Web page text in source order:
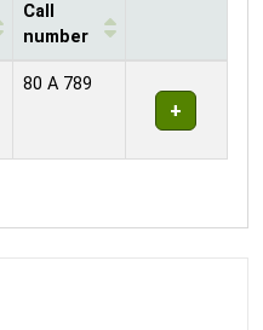
Call
number
80 A 789